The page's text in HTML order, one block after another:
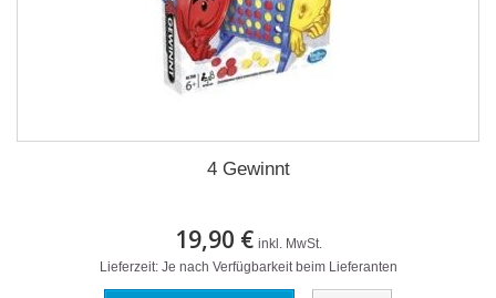
4 Gewinnt
19,90 € inkl. MwSt.
Lieferzeit: Je nach Verfügbarkeit beim Lieferanten